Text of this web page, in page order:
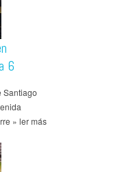
6
Santiago
» ler más